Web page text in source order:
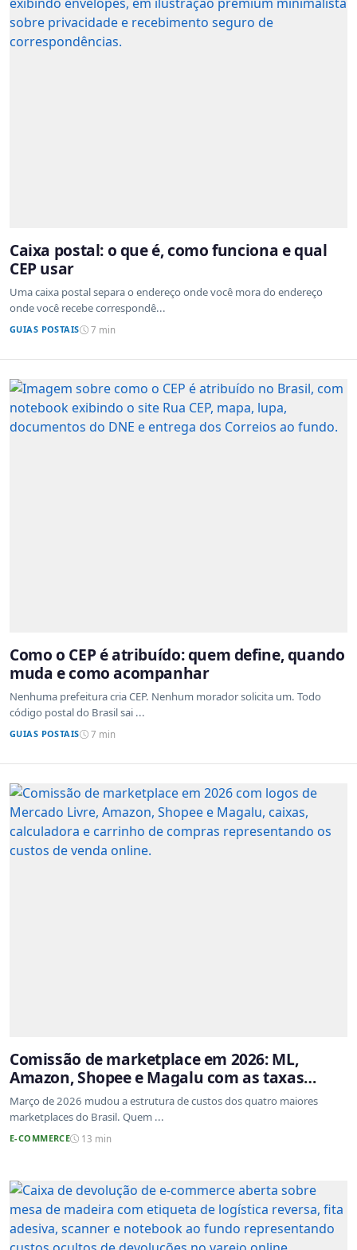
Caixa postal: o que é, como funciona e qual
CEP usar
Uma caixa postal separa o endereço onde você mora do endereço
onde você recebe correspondê...
GUIAS POSTAIS 7 min
Como o CEP é atribuído: quem define, quando
muda e como acompanhar
Nenhuma prefeitura cria CEP. Nenhum morador solicita um. Todo
código postal do Brasil sai ...
GUIAS POSTAIS 7 min
Comissão de marketplace em 2026: ML,
Amazon, Shopee e Magalu com as taxas
atualizadas
Março de 2026 mudou a estrutura de custos dos quatro maiores
marketplaces do Brasil. Quem ...
E-COMMERCE 13 min